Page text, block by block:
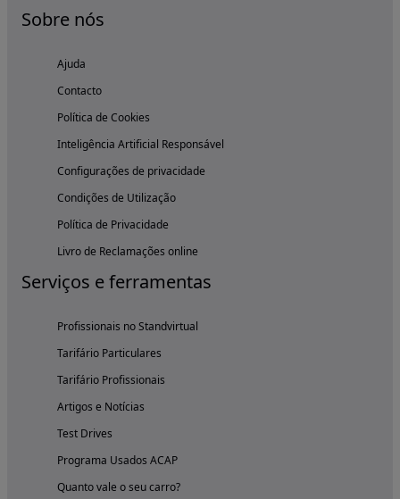
Sobre nós
Ajuda
Contacto
Política de Cookies
Inteligência Artificial Responsável
Configurações de privacidade
Condições de Utilização
Política de Privacidade
Livro de Reclamações online
Serviços e ferramentas
Profissionais no Standvirtual
Tarifário Particulares
Tarifário Profissionais
Artigos e Notícias
Test Drives
Programa Usados ACAP
Quanto vale o seu carro?